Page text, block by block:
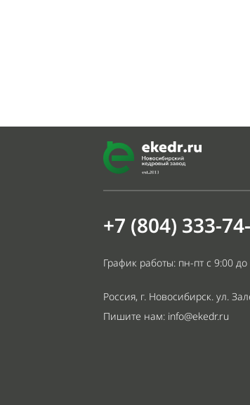
+7 (804) 333-
График работы: пн-пт с 9:00 до
Россия, г. Новосибирск. ул.
Пишите нам: info@ekedr.ru